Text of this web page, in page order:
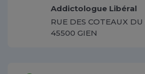
Addictologue Libéral
RUE DES COTEAUX
45500 GIEN